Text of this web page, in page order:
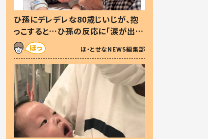
ひ孫にデレデレな80歳じいじが、抱
っこすると…ひ孫の反応に「涙が出ま
した」「可愛くて仕方ない」
ほ・とせなNEWS編集部